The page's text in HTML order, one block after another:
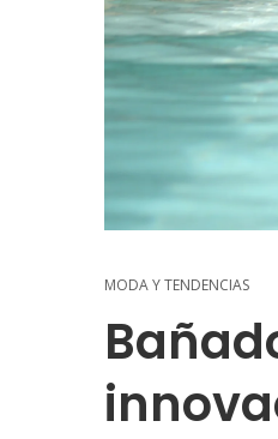
MODA Y TENDENCIAS